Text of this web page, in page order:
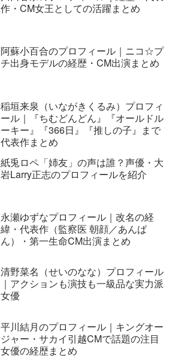
作・CM女王としての活躍まとめ
阿蘇小百合のプロフィール｜ニコ☆プ
チ出身モデルの経歴・CM出演まとめ
稲垣来泉（いながきくるみ）プロフィ
ール｜『ちむどんどん』『オールドル
ーキー』『366日』『推しの子』まで
代表作まとめ
紙兎ロペ「姉友」の声は誰？声優・大
岩Larry正志のプロフィールを紹介
永瀬ゆずなプロフィール｜改名の経
緯・代表作（監察医 朝顔／あんぱ
ん）・第一生命CM出演まとめ
清野菜名（せいのなな）プロフィール
｜アクションも演技も一級品な実力派
女優
平川結月のプロフィール｜キングオー
ジャー・サカイ引越CMで話題の注目
女優の経歴まとめ